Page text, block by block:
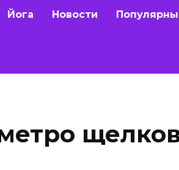
Йога Новости